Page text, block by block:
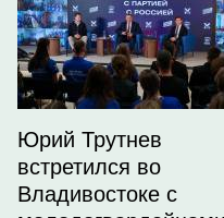
Юрий Трутнев
встретился во
Владивостоке с